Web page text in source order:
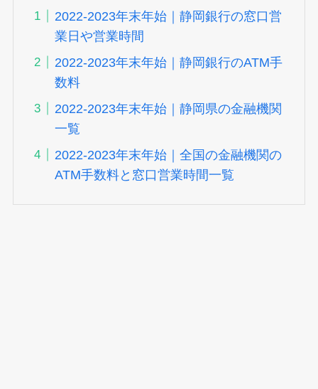
2022-2023年末年始｜静岡銀行の窓口営
業日や営業時間
2022-2023年末年始｜静岡銀行のATM手
数料
2022-2023年末年始｜静岡県の金融機関
一覧
2022-2023年末年始｜全国の金融機関の
ATM手数料と窓口営業時間一覧